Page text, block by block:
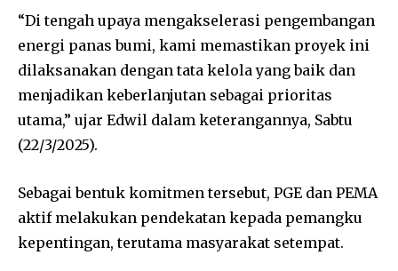
“Di tengah upaya mengakselerasi pengembangan
energi panas bumi, kami memastikan proyek ini
dilaksanakan dengan tata kelola yang baik dan
menjadikan keberlanjutan sebagai prioritas
utama,” ujar Edwil dalam keterangannya, Sabtu
(22/3/2025).
Sebagai bentuk komitmen tersebut, PGE dan PEMA
aktif melakukan pendekatan kepada pemangku
kepentingan, terutama masyarakat setempat.